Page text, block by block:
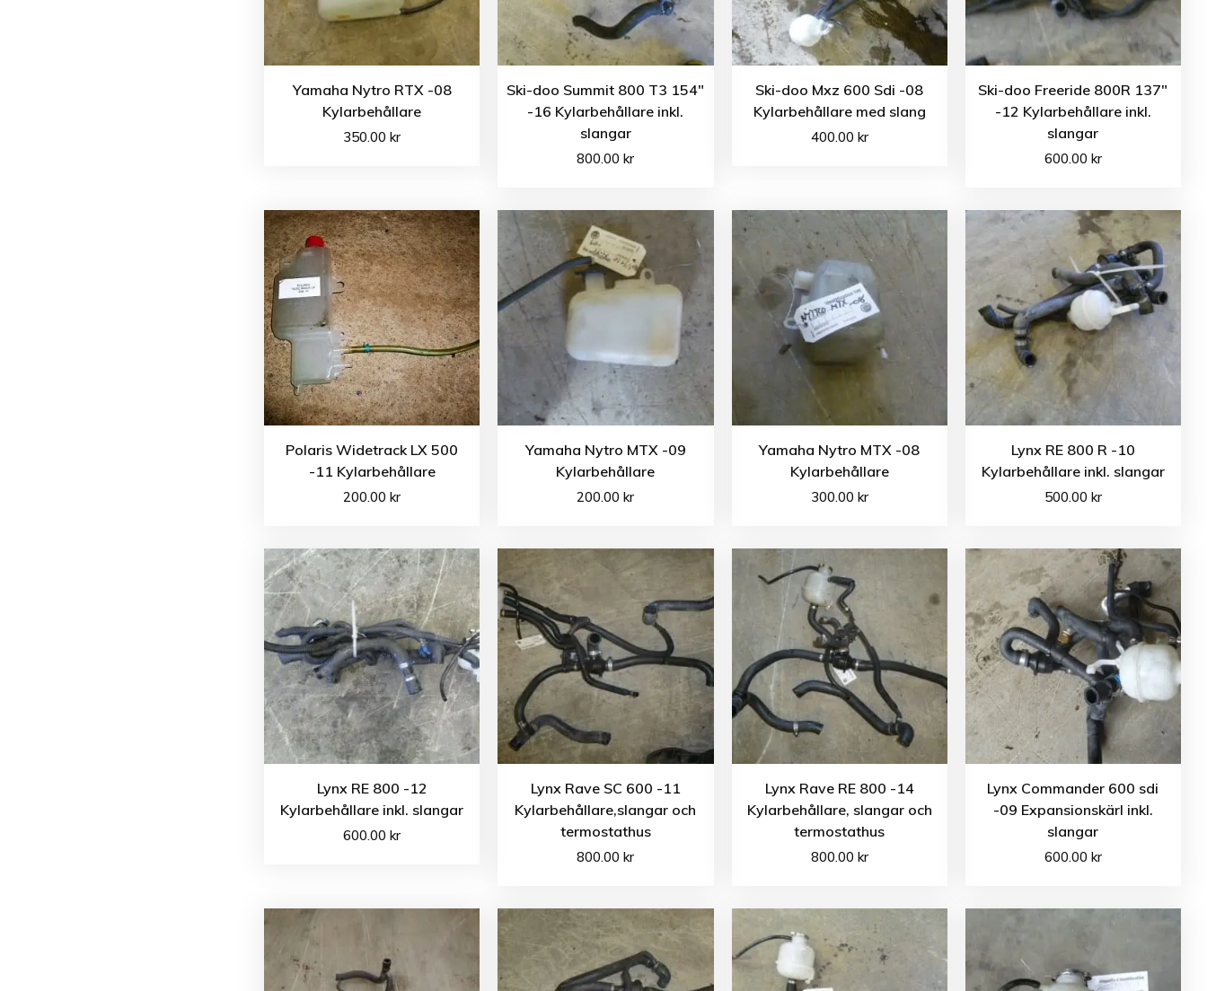
Yamaha Nytro RTX -08
Kylarbehållare
350.00kr
Ski-doo Summit 800 T3 154″
-16 Kylarbehållare inkl.
slangar
800.00kr
Ski-doo Mxz 600 Sdi -08
Kylarbehållare med slang
400.00 kr
Ski-doo Freeride 800R 137″
-12 Kylarbehållare inkl.
slangar
600.00 kr
Polaris Widetrack LX 500
-11 Kylarbehållare
200.00kr
Yamaha Nytro MTX -09
Kylarbehållare
200.00kr
Yamaha Nytro MTX -08
Kylarbehållare
300.00 kr
Lynx RE 800 R -10
Kylarbehållare inkl. slangar
500.00 kr
Lynx RE 800 -12
Kylarbehållare inkl. slangar
600.00kr
Lynx Rave SC 600 -11
Kylarbehållare,slangar och
termostathus
800.00kr
Lynx Rave RE 800 -14
Kylarbehållare, slangar och
termostathus
800.00 kr
Lynx Commander 600 sdi
-09 Expansionskärl inkl.
slangar
600.00 kr